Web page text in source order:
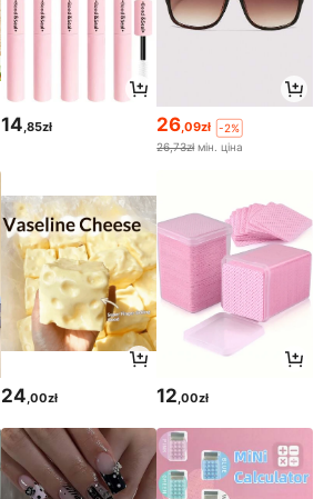
14,85zł 26,09zł
-2%
26,73zł мін. ціна
24 ,00zł 12 ,00zł